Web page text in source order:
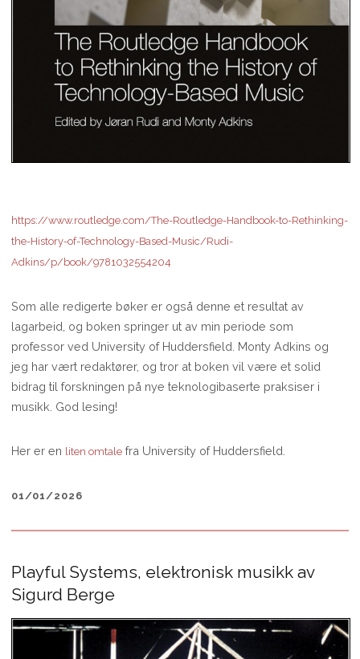
https://www.routledge.com/The-Routledge-Handbook-to-Rethinking-
the-History-of-Technology-Based-Music/Rudi-
Adkins/p/book/9781032554204
Som alle redigerte bøker er også denne et resultat av
lagarbeid, og boken springer ut av min periode som
professor ved University of Huddersfield. Monty Adkins og
jeg har vært redaktører, og tror at boken vil være et solid
bidrag til forskningen på nye teknologibaserte praksiser i
musikk. God lesing!
Her er en liten omtale fra University of Huddersfield.
01/01/2026
Playful Systems, elektronisk musikk av
Sigurd Berge